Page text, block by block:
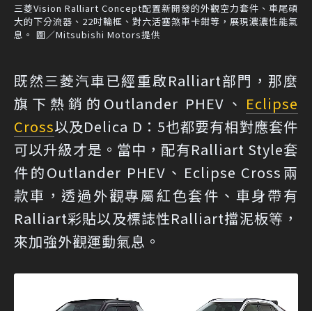
三菱Vision Ralliart Concept配置新開發的外觀空力套件、車尾碩
大的下分流器、22吋輪框、對六活塞煞車卡鉗等，展現濃濃性能氣
息。 圖／Mitsubishi Motors提供
既然三菱汽車已經重啟Ralliart部門，那麼
旗下熱銷的Outlander PHEV、 Eclipse
Cross以及Delica D：5也都要有相對應套件
可以升級才是。當中，配有Ralliart Style套
件的Outlander PHEV、Eclipse Cross兩
款車，透過外觀專屬紅色套件、車身帶有
Ralliart彩貼以及標誌性Ralliart擋泥板等，
來加強外觀運動氣息。